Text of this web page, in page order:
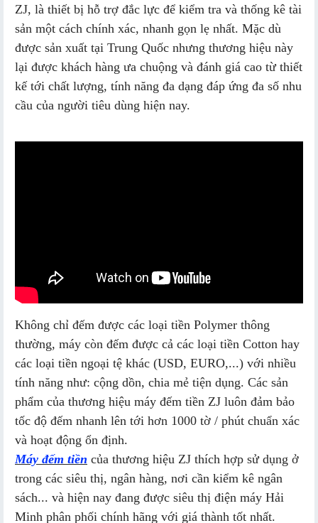
ZJ, là thiết bị hỗ trợ đắc lực để kiểm tra và thống kê tài
sản một cách chính xác, nhanh gọn lẹ nhất. Mặc dù
được sản xuất tại Trung Quốc nhưng thương hiệu này
lại được khách hàng ưa chuộng và đánh giá cao từ thiết
kế tới chất lượng, tính năng đa dạng đáp ứng đa số nhu
cầu của người tiêu dùng hiện nay.
Không chỉ đếm được các loại tiền Polymer thông
thường, máy còn đếm được cả các loại tiền Cotton hay
các loại tiền ngoại tệ khác (USD, EURO,...) với nhiều
tính năng như: cộng dồn, chia mẻ tiện dụng. Các sản
phẩm của thương hiệu máy đếm tiền ZJ luôn đảm bảo
tốc độ đếm nhanh lên tới hơn 1000 tờ / phút chuẩn xác
và hoạt động ổn định.
Máy đếm tiền của thương hiệu ZJ thích hợp sử dụng ở
trong các siêu thị, ngân hàng, nơi cần kiểm kê ngân
sách... và hiện nay đang được siêu thị điện máy Hải
Minh phân phối chính hãng với giá thành tốt nhất.